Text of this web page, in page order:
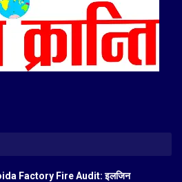
Factory Fire Audit: इलजिन